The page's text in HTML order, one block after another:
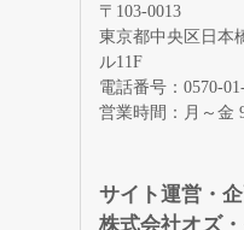
〒103-0013
東京都中央区日本
ル11F
電話番号：0570-
営業時間：月～金
サイト運営・
株式会社オズ